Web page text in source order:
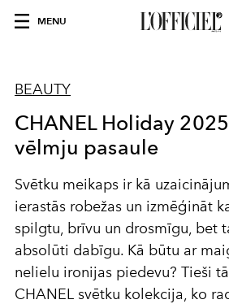
MENU
BEAUTY
CHANEL Holiday
vēlmju pasaule
Svētku meikaps ir kā
ierastās robežas un izmēģināt
spilgtu, brīvu un drosmīgu, bet
absolūti dabīgu. Kā būtu ar
nelielu ironijas piedevu? Tieši
CHANEL svētku kolekcija, ko